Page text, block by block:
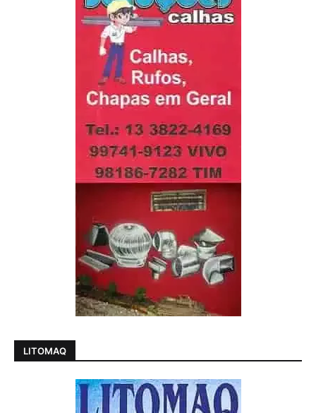
LITOMAQ